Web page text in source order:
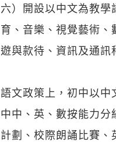
六）開設以中文為教
育、音樂、視覺藝術
遊與款待、資訊及通訊
語文政策上，初中以
中中、英、數按能力
計劃、校際朗誦比賽、